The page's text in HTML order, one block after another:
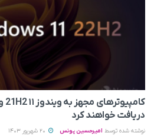
دریافت خواهند کرد
نوشته شده توسط امیرحسین یونس